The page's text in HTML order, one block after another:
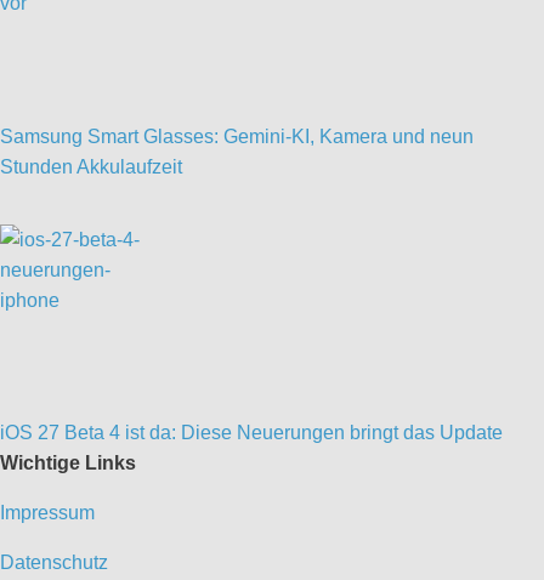
Samsung Smart Glasses: Gemini-KI, Kamera und neun
Stunden Akkulaufzeit
iOS 27 Beta 4 ist da: Diese Neuerungen bringt das Update
Wichtige Links
Impressum
Datenschutz